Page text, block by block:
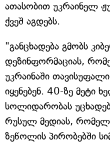
ათასობით უკრაინელ
ქვეშ აგდებს.
"განცხადება გმობს
დეზინფორმაციას,
უკრაინაში
იყენებენ. 40-ზე მეტი
სოლიდარობას
რუსულ მედიას,
ზეწოლის პირობებში